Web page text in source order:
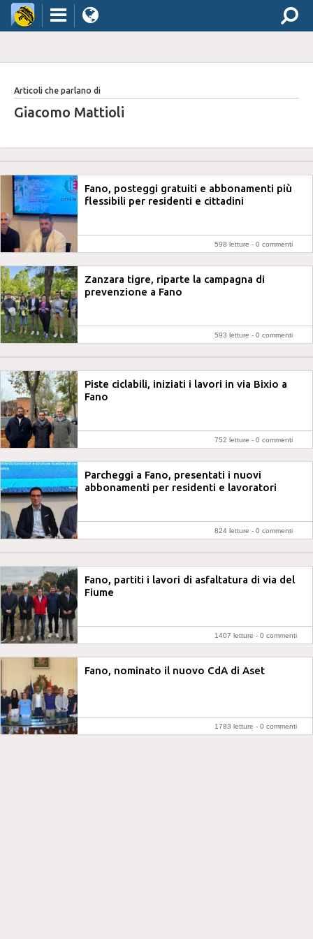
Articoli che parlano di
Giacomo Mattioli
Fano, posteggi gratuiti e abbonamenti più
flessibili per residenti e cittadini
598 letture - 0 commenti
Zanzara tigre, riparte la campagna di
prevenzione a Fano
593 letture - 0 commenti
Piste ciclabili, iniziati i lavori in via Bixio a
Fano
752 letture - 0 commenti
Parcheggi a Fano, presentati i nuovi
abbonamenti per residenti e lavoratori
824 letture - 0 commenti
Fano, partiti i lavori di asfaltatura di via del
Fiume
1407 letture - 0 commenti
Fano, nominato il nuovo CdA di Aset
1783 letture - 0 commenti